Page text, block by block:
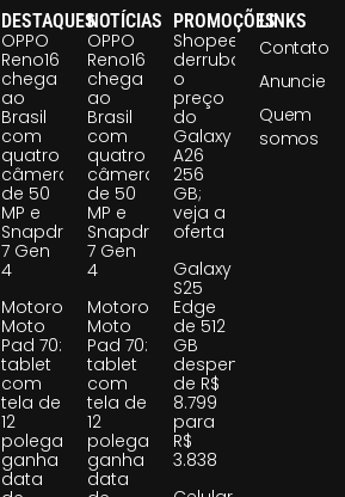
DESTAQUES
OPPO
Reno16
chega
ao
Brasil
com
quatro
câmeras
de 50
MP e
Snapdragon
7 Gen
4
Motorola
Moto
Pad 70:
tablet
com
tela de
12
polegadas
ganha
data
NOTÍCIAS
OPPO
Reno16
chega
ao
Brasil
com
quatro
câmeras
de 50
MP e
Snapdragon
7 Gen
4
Motorola
Moto
Pad 70:
tablet
com
tela de
12
polegadas
ganha
data
PROMOÇÕES
Shopee
derruba
o
preço
do
Galaxy
A26
256
GB;
veja a
oferta
Galaxy
S25
Edge
de 512
GB
despenca
de R$
8.799
para
R$
3.838
LINKS
Contato
Anuncie
Quem
somos